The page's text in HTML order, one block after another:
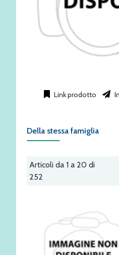
Link prodotto
Della stessa famiglia
Articoli da 1 a 20 di
252